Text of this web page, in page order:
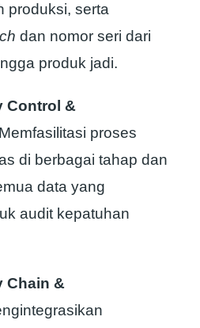
produksi, serta
dan nomor seri dari
produk jadi.
Control &
Memfasilitasi proses
di berbagai tahap dan
data yang
audit kepatuhan
Chain &